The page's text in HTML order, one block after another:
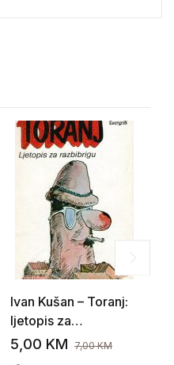
Ivan Kušan – Toranj:
ljetopis za
razbribrigu
5,00 KM 7,00KM